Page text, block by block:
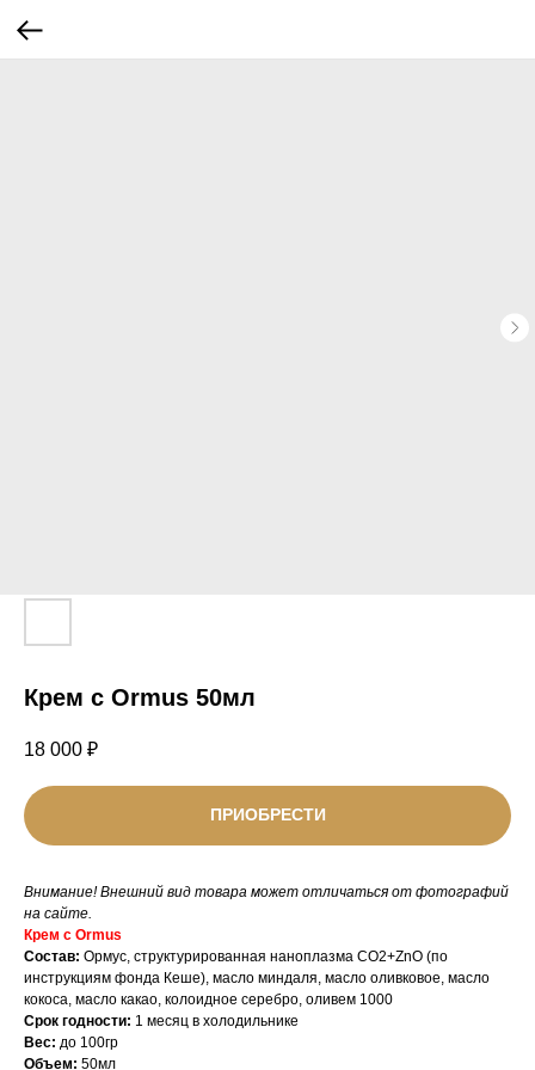
Крем с Ormus 50мл
18 000 ₽
ПРИОБРЕСТИ
Внимание! Внешний вид товара может отличаться от фотографий
на сайте.
Крем с Ormus
Состав: Ормус, структурированная наноплазма CO2+ZnO (по
инструкциям фонда Кеше), масло миндаля, масло оливковое, масло
кокоса, масло какао, колоидное серебро, оливем 1000
Срок годности: 1 месяц в холодильнике
Вес: до 100гр
Объем: 50мл